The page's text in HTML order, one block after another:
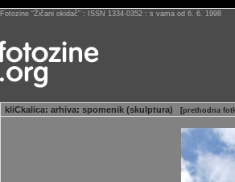
Fotozine “Žičani okidač” : ISSN 1334-0352 : s vama od 6. 6. 1998
kliCkalica: arhiva: spomenik (skulptura) [prethodna